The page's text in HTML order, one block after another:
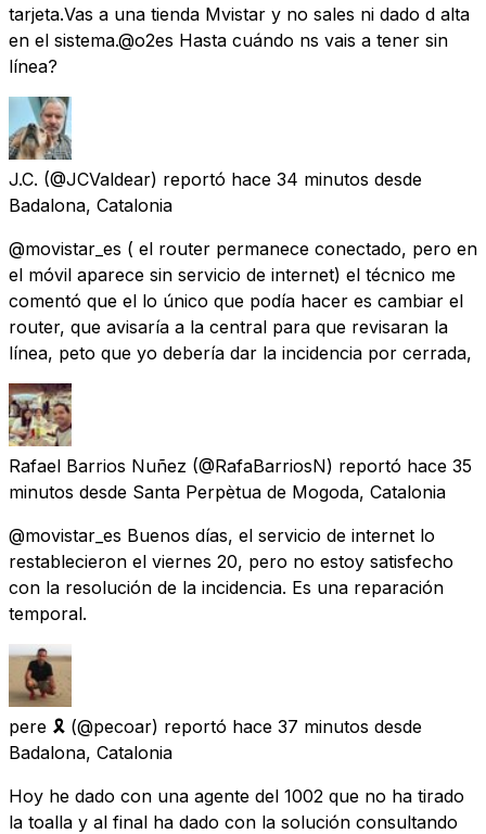
tarjeta.Vas a una tienda Mvistar y no sales ni dado d alta
en el sistema.@o2es Hasta cuándo ns vais a tener sin
línea?
J.C. (@JCValdear) reportó hace 34 minutos desde
Badalona, Catalonia
@movistar_es ( el router permanece conectado, pero en
el móvil aparece sin servicio de internet) el técnico me
comentó que el lo único que podía hacer es cambiar el
router, que avisaría a la central para que revisaran la
línea, peto que yo debería dar la incidencia por cerrada,
Rafael Barrios Nuñez (@RafaBarriosN) reportó hace 35
minutos desde Santa Perpètua de Mogoda, Catalonia
@movistar_es Buenos días, el servicio de internet lo
restablecieron el viernes 20, pero no estoy satisfecho
con la resolución de la incidencia. Es una reparación
temporal.
pere 🎗 (@pecoar) reportó hace 37 minutos desde
Badalona, Catalonia
Hoy he dado con una agente del 1002 que no ha tirado
la toalla y al final ha dado con la solución consultando